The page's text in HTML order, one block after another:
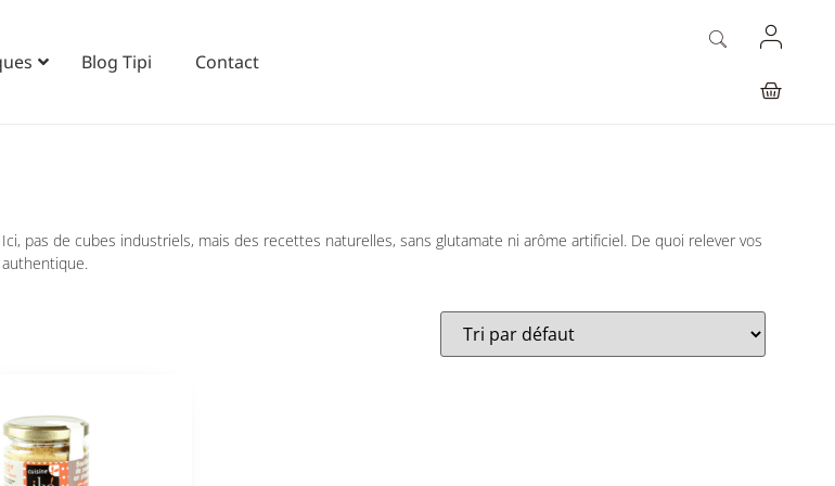
Blog Tipi Contact
pas de cubes industriels, mais des recettes naturelles, sans glutamate ni arôme artificiel. De quoi relever vos